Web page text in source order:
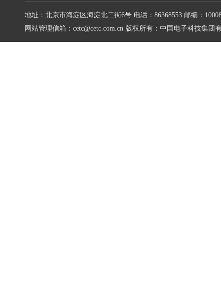
地址：北京市海淀区海淀北二街6号 电话：86368553 邮编：
网站管理信箱：cetc@cetc.com.cn 版权所有：中国电子科技集团